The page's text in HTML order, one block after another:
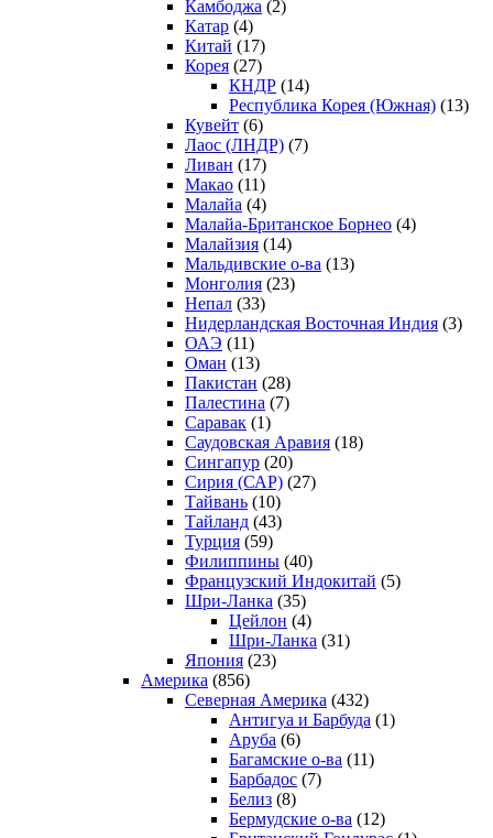
Камбоджа (2)
Катар (4)
Китай (17)
Корея (27)
КНДР (14)
Республика Корея (Южная) (13)
Кувейт (6)
Лаос (ЛНДР) (7)
Ливан (17)
Макао (11)
Малайа (4)
Малайа-Британское Борнео (4)
Малайзия (14)
Мальдивские о-ва (13)
Монголия (23)
Непал (33)
Нидерландская Восточная Индия (3)
ОАЭ (11)
Оман (13)
Пакистан (28)
Палестина (7)
Саравак (1)
Саудовская Аравия (18)
Сингапур (20)
Сирия (САР) (27)
Тайвань (10)
Тайланд (43)
Турция (59)
Филиппины (40)
Французский Индокитай (5)
Шри-Ланка (35)
Цейлон (4)
Шри-Ланка (31)
Япония (23)
Америка (856)
Северная Америка (432)
Антигуа и Барбуда (1)
Аруба (6)
Багамские о-ва (11)
Барбадос (7)
Белиз (8)
Бермудские о-ва (12)